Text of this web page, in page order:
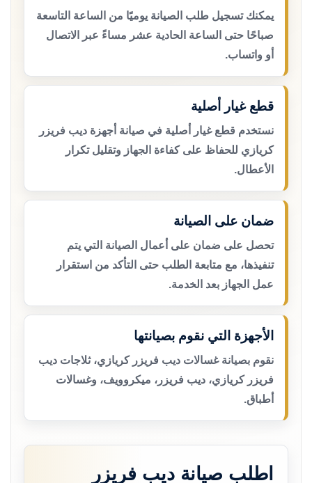
يمكنك تسجيل طلب الصيانة يوميًا من الساعة التاسعة
صباحًا حتى الساعة الحادية عشر مساءً عبر الاتصال
أو واتساب.
قطع غيار أصلية
نستخدم قطع غيار أصلية في صيانة أجهزة ديب فريزر
كريازي للحفاظ على كفاءة الجهاز وتقليل تكرار
الأعطال.
ضمان على الصيانة
تحصل على ضمان على أعمال الصيانة التي يتم
تنفيذها، مع متابعة الطلب حتى التأكد من استقرار
عمل الجهاز بعد الخدمة.
الأجهزة التي نقوم بصيانتها
نقوم بصيانة غسالات ديب فريزر كريازي، ثلاجات ديب
فريزر كريازي، ديب فريزر، ميكروويف، وغسالات
أطباق.
اطلب صيانة ديب فريزر